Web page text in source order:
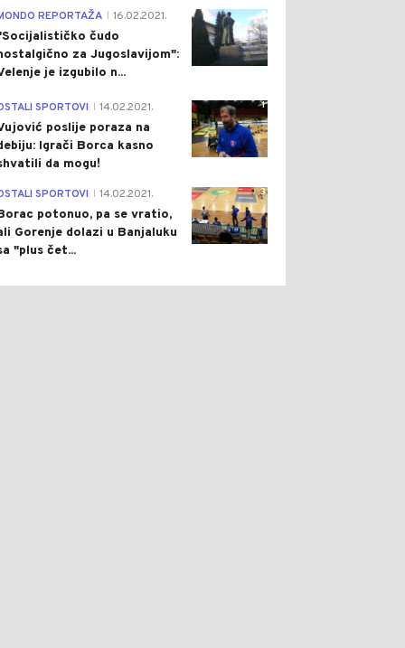
4
REPORTAŽA 16.02.2021.
čudo
za Jugoslavijom":
je izgubilo n...
1
SPORTOVI 14.02.2021.
poslije poraza na
Igrači Borca kasno
da mogu!
3
SPORTOVI 14.02.2021.
potonuo, pa se vratio,
Gorenje dolazi u Banjaluku
"plus čet...